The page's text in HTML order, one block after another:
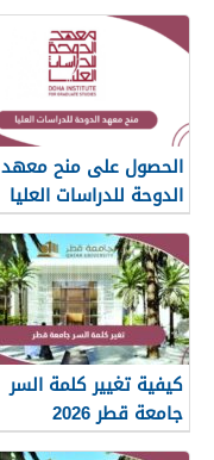
الحصول على منح معهد
الدوحة للدراسات العليا
2026
كيفية تغيير كلمة السر
جامعة قطر 2026